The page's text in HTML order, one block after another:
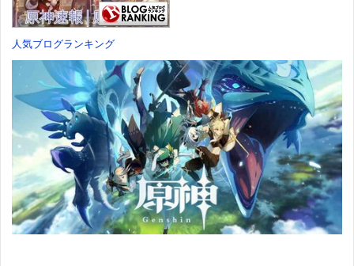
価格：¥7,182
人気ブログランキング